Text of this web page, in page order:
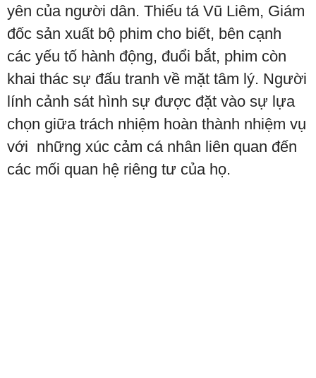
yên của người dân. Thiếu tá Vũ Liêm, Giám
đốc sản xuất bộ phim cho biết, bên cạnh
các yếu tố hành động, đuổi bắt, phim còn
khai thác sự đấu tranh về mặt tâm lý. Người
lính cảnh sát hình sự được đặt vào sự lựa
chọn giữa trách nhiệm hoàn thành nhiệm vụ
với những xúc cảm cá nhân liên quan đến
các mối quan hệ riêng tư của họ.